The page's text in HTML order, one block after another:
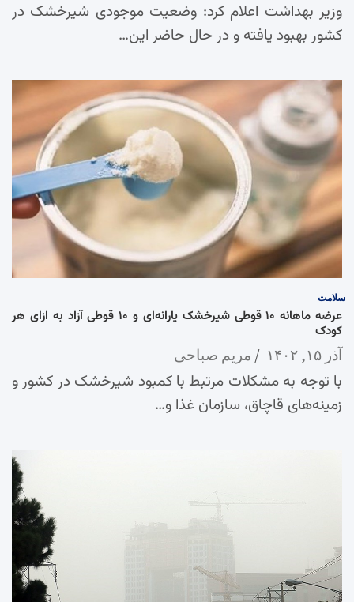
وزیر بهداشت اعلام کرد: وضعیت موجودی شیرخشک در
کشور بهبود یافته و در حال حاضر این…
سلامت
عرضه ماهانه ۱۰ قوطی شیرخشک یارانه‌ای و ۱۰ قوطی آزاد به ازای هر
کودک
آذر ۱۵, ۱۴۰۲ مریم صباحی
با توجه به مشکلات مرتبط با کمبود شیرخشک در کشور و
زمینه‌های قاچاق، سازمان غذا و…